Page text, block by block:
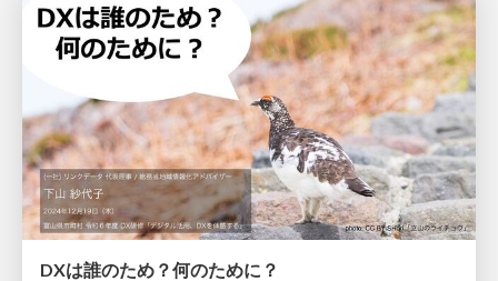
DXは誰のため？何のために？